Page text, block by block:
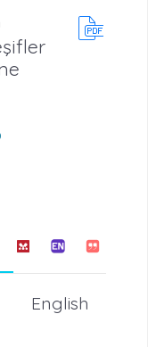
English